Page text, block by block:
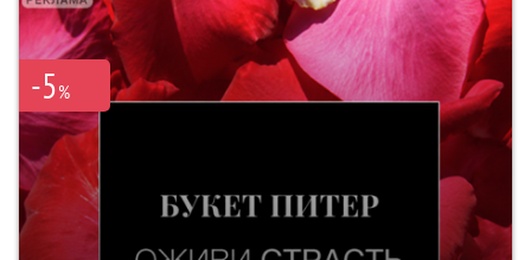
-5%